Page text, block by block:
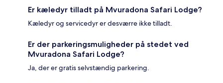
Er kæledyr tilladt på Mvuradona Safari Lodge?
Kæledyr og servicedyr er desværre ikke tilladt.
Er der parkeringsmuligheder på stedet ved
Mvuradona Safari Lodge?
Ja, der er gratis selvstændig parkering.